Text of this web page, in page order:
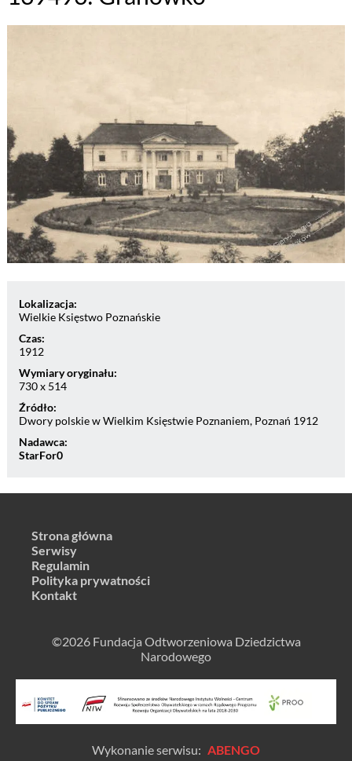
Lokalizacja:
Wielkie Księstwo Poznańskie
Czas:
1912
Wymiary oryginału:
730 x 514
Źródło:
Dwory polskie w Wielkim Księstwie Poznaniem, Poznań 1912
Nadawca:
StarFor0
Strona główna
Serwisy
Regulamin
Polityka prywatności
Kontakt
©2026 Fundacja Odtworzeniowa Dziedzictwa
Narodowego
Wykonanie serwisu: ABENGO